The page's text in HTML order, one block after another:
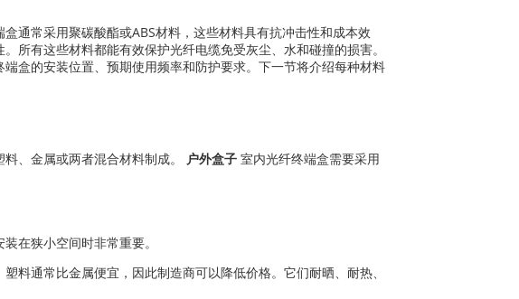
通常采用聚碳酸酯或ABS材料，这些材料具有抗冲击性和成本效
所有这些材料都能有效保护光纤电缆免受灰尘、水和碰撞的损害。
盒的安装位置、预期使用频率和防护要求。下一节将介绍每种材料
、金属或两者混合材料制成。 户外盒子 室内光纤终端盒需要采用
在狭小空间时非常重要。
料通常比金属便宜，因此制造商可以降低价格。它们耐晒、耐热、